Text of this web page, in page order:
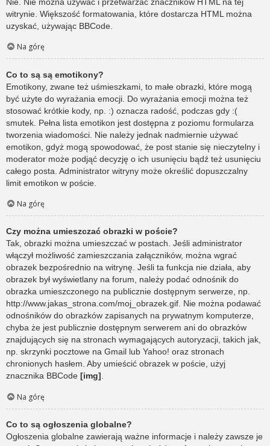
Nie. Nie można używać i przetwarzać znaczników HTML na tej
witrynie. Większość formatowania, które dostarcza HTML można
uzyskać, używając BBCode.
Na górę
Co to są są emotikony?
Emotikony, zwane też uśmieszkami, to małe obrazki, które mogą
być użyte do wyrażania emocji. Do wyrażania emocji można też
stosować krótkie kody, np. :) oznacza radość, podczas gdy :(
smutek. Pełna lista emotikon jest dostępna z poziomu formularza
tworzenia wiadomości. Nie należy jednak nadmiernie używać
emotikon, gdyż mogą spowodować, że post stanie się nieczytelny i
moderator może podjąć decyzję o ich usunięciu bądź też usunięciu
całego posta. Administrator witryny może określić dopuszczalny
limit emotikon w poście.
Na górę
Czy można umieszczać obrazki w poście?
Tak, obrazki można umieszczać w postach. Jeśli administrator
włączył możliwość zamieszczania załączników, można wgrać
obrazek bezpośrednio na witrynę. Jeśli ta funkcja nie działa, aby
obrazek był wyświetlany na forum, należy podać odnośnik do
obrazka umieszczonego na publicznie dostępnym serwerze, np.
http://www.jakas_strona.com/moj_obrazek.gif. Nie można podawać
odnośników do obrazków zapisanych na prywatnym komputerze,
chyba że jest publicznie dostępnym serwerem ani do obrazków
znajdujących się na stronach wymagających autoryzacji, takich jak,
np. skrzynki pocztowe na Gmail lub Yahoo! oraz stronach
chronionych hasłem. Aby umieścić obrazek w poście, użyj
znacznika BBCode [img].
Na górę
Co to są ogłoszenia globalne?
Ogłoszenia globalne zawierają ważne informacje i należy zawsze je